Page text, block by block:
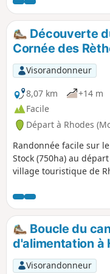
Découverte
Cornée des
Visorandonneur
8,07 km
+14 m
Facile
Départ à Rhodes
Randonnée facile sur
Stock (750ha) au
village touristique de
forêts de chêne du
pourrez apercevoir les
moteur qui sillonnent
d'été.Boucle du
d'alimentation à
Visorandonneur